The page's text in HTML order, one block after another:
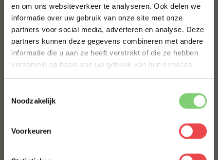
en om ons websiteverkeer te analyseren. Ook delen we
informatie over uw gebruik van onze site met onze
partners voor social media, adverteren en analyse. Deze
partners kunnen deze gegevens combineren met andere
informatie die u aan ze heeft verstrekt of die ze hebben
verzameld op basis van uw gebruik van hun services.
Noodzakelijk
Voorkeuren
Geconditioneerd transport:onze
logistieke partner, Chill‑Bill, bezorgd
geconditioneerd op elk adres in Nederland
en Vlaanderen. In de regio Oss levert ons
eigen team persoonlijk.
Rubs en sauzen:je kunt complete
BBQ‑pakketten bestellen, inclusief
kruidenmixen en sauzen. Wij denken graag
met je mee.
hoeveelheid biefstuk, spareribs of pulled pork,
10% korting op je
eerste bestelling*
Schrijf je in voor onze nieuwsbrief en ontvang direct
10% korting op jouw eerste bestelling.
VOORNAAM
ACHTERNAAM